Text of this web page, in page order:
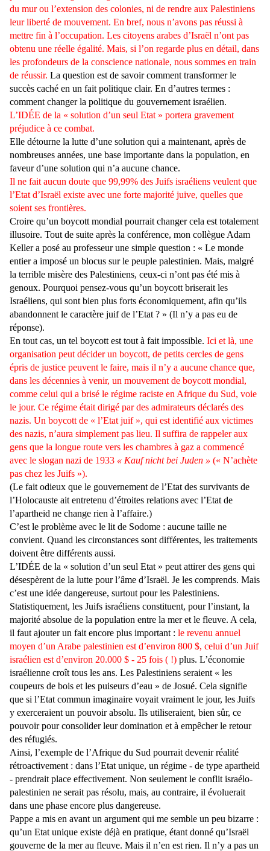
du mur ou l’extension des colonies, ni de rendre aux Palestiniens
leur liberté de mouvement. En bref, nous n’avons pas réussi à
mettre fin à l’occupation. Les citoyens arabes d’Israël n’ont pas
obtenu une réelle égalité. Mais, si l’on regarde plus en détail, dans
les profondeurs de la conscience nationale, nous sommes en train
de réussir. La question est de savoir comment transformer le
succès caché en un fait politique clair. En d’autres termes :
comment changer la politique du gouvernement israélien.
L’IDÉE de la « solution d’un seul Etat » portera gravement
préjudice à ce combat.
Elle détourne la lutte d’une solution qui a maintenant, après de
nombreuses années, une base importante dans la population, en
faveur d’une solution qui n’a aucune chance.
Il ne fait aucun doute que 99,99% des Juifs israéliens veulent que
l’Etat d’Israël existe avec une forte majorité juive, quelles que
soient ses frontières.
Croire qu’un boycott mondial pourrait changer cela est totalement
illusoire. Tout de suite après la conférence, mon collègue Adam
Keller a posé au professeur une simple question : « Le monde
entier a imposé un blocus sur le peuple palestinien. Mais, malgré
la terrible misère des Palestiniens, ceux-ci n’ont pas été mis à
genoux. Pourquoi pensez-vous qu’un boycott briserait les
Israéliens, qui sont bien plus forts économiquement, afin qu’ils
abandonnent le caractère juif de l’Etat ? » (Il n’y a pas eu de
réponse).
En tout cas, un tel boycott est tout à fait impossible. Ici et là, une
organisation peut décider un boycott, de petits cercles de gens
épris de justice peuvent le faire, mais il n’y a aucune chance que,
dans les décennies à venir, un mouvement de boycott mondial,
comme celui qui a brisé le régime raciste en Afrique du Sud, voie
le jour. Ce régime était dirigé par des admirateurs déclarés des
nazis. Un boycott de « l’Etat juif », qui est identifié aux victimes
des nazis, n’aura simplement pas lieu. Il suffira de rappeler aux
gens que la longue route vers les chambres à gaz a commencé
avec le slogan nazi de 1933 « Kauf nicht bei Juden » (« N’achète
pas chez les Juifs »).
(Le fait odieux que le gouvernement de l’Etat des survivants de
l’Holocauste ait entretenu d’étroites relations avec l’Etat de
l’apartheid ne change rien à l’affaire.)
C’est le problème avec le lit de Sodome : aucune taille ne
convient. Quand les circonstances sont différentes, les traitements
doivent être différents aussi.
L’IDÉE de la « solution d’un seul Etat » peut attirer des gens qui
désespèrent de la lutte pour l’âme d’Israël. Je les comprends. Mais
c’est une idée dangereuse, surtout pour les Palestiniens.
Statistiquement, les Juifs israéliens constituent, pour l’instant, la
majorité absolue de la population entre la mer et le fleuve. A cela,
il faut ajouter un fait encore plus important : le revenu annuel
moyen d’un Arabe palestinien est d’environ 800 $, celui d’un Juif
israélien est d’environ 20.000 $ - 25 fois ( !) plus. L’économie
israélienne croît tous les ans. Les Palestiniens seraient « les
coupeurs de bois et les puiseurs d’eau » de Josué. Cela signifie
que si l’Etat commun imaginaire voyait vraiment le jour, les Juifs
y exerceraient un pouvoir absolu. Ils utiliseraient, bien sûr, ce
pouvoir pour consolider leur domination et à empêcher le retour
des réfugiés.
Ainsi, l’exemple de l’Afrique du Sud pourrait devenir réalité
rétroactivement : dans l’Etat unique, un régime - de type apartheid
- prendrait place effectivement. Non seulement le conflit israélo-
palestinien ne serait pas résolu, mais, au contraire, il évoluerait
dans une phase encore plus dangereuse.
Pappe a mis en avant un argument qui me semble un peu bizarre :
qu’un Etat unique existe déjà en pratique, étant donné qu’Israël
gouverne de la mer au fleuve. Mais il n’en est rien. Il n’y a pas un